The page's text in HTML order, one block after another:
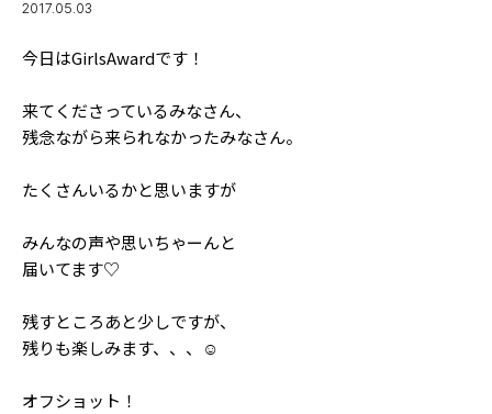
YouTube
FORTUNE
MISS SEVENTEEN
ミスセブンティーンニュース
MAGAZINE
バックナンバー
INFORMATION
Seventeenについて
Follow us
2017.05.03
今日はGirlsAwardです！
来てくださっているみなさん、
残念ながら来られなかったみなさん。
たくさんいるかと思いますが
みんなの声や思いちゃーんと
届いてます♡
残すところあと少しですが、
残りも楽しみます、、、☺️︎
オフショット！